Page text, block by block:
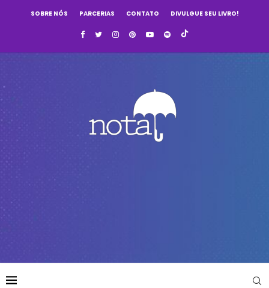
SOBRE NÓS PARCERIAS CONTATO DIVULGUE SEU LIVRO!